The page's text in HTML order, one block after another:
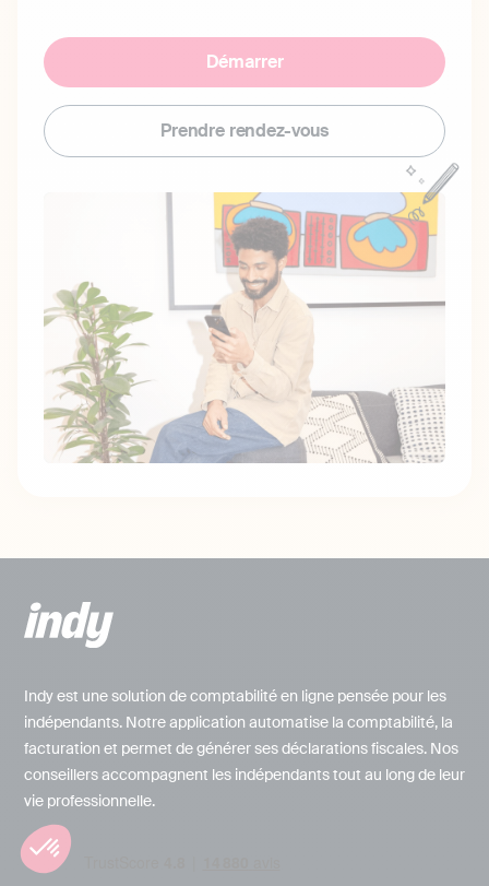
Démarrer
Prendre rendez-vous
Indy est une solution de comptabilité en ligne pensée pour les
indépendants. Notre application automatise la comptabilité, la
facturation et permet de générer ses déclarations fiscales. Nos
conseillers accompagnent les indépendants tout au long de leur
vie professionnelle.